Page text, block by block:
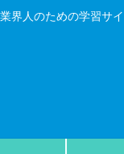
界人のための学習サイ